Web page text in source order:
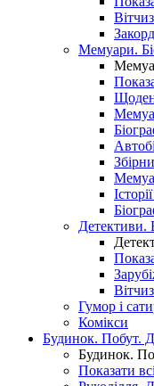
Мемуари.
Детективи.
Гумор і
Комікси
Будинок. Побут.
Будинок.
Показати всі